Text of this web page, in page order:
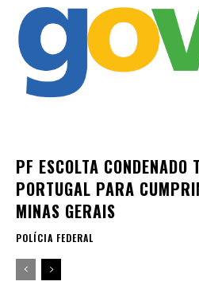
PF ESCOLTA CONDENADO
PORTUGAL PARA
MINAS GERAIS
POLÍCIA FEDERAL